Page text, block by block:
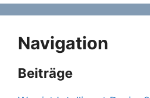
Navigation
Beiträge